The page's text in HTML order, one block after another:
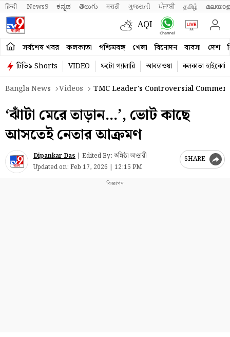
हिन्दी News9 ಕನ್ನಡ తెలుగు मराठी ગુજરાતી ਪੰਜਾਬੀ தமிழ்
AQI
সর্বশেষ খবর কলকাতা পশ্চিমবঙ্গ খেলা বিনোদন ব্যবসা দেশ
টিভি৯ Shorts VIDEO ফটো গ্যালারি আবহাওয়া
কলকাতা হাইকোর্ট
Bangla News
Videos TMC Leader's Controversial
‘ঝাঁটা মেরে তাড়ান…’, ভোট কাছে
আসতেই নেতার আক্রমণ
Dipankar Das | Edited By: তন্নিষ্ঠা ভাণ্ডারী
Updated on: Feb 17, 2026 | 12:15 PM
SHARE